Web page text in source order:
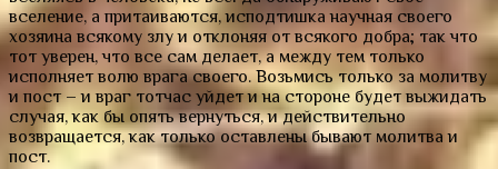
вселение, а притаиваются, исподтишка научная своего
хозяина всякому злу и отклоняя от всякого добра; так что
тот уверен, что все сам делает, а между тем только
исполняет волю врага своего. Возьмись только за молитву
и пост – и враг тотчас уйдет и на стороне будет выжидать
случая, как бы опять вернуться, и действительно
возвращается, как только оставлены бывают молитва и
пост.